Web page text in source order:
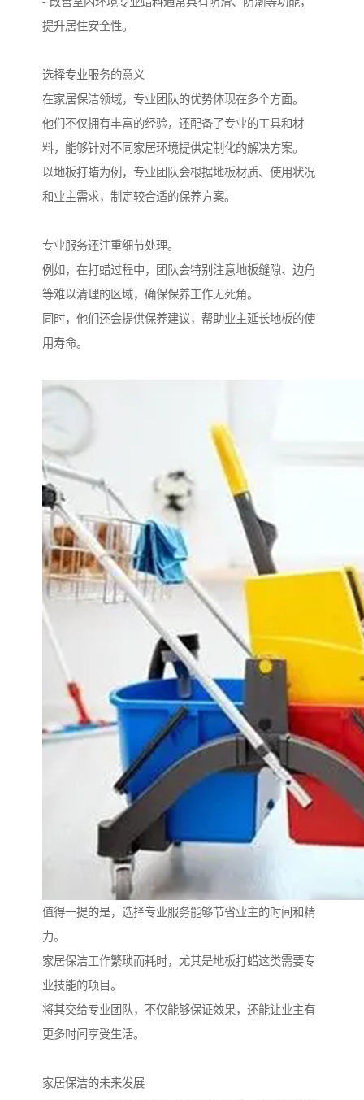
提升居住安全性。
选择专业服务的意义
在家居保洁领域，专业团队的优势体现在多个方面。
他们不仅拥有丰富的经验，还配备了专业的工具和材
料，能够针对不同家居环境提供定制化的解决方案。
以地板打蜡为例，专业团队会根据地板材质、使用状况
和业主需求，制定较合适的保养方案。
专业服务还注重细节处理。
例如，在打蜡过程中，团队会特别注意地板缝隙、边角
等难以清理的区域，确保保养工作无死角。
同时，他们还会提供保养建议，帮助业主延长地板的使
用寿命。
值得一提的是，选择专业服务能够节省业主的时间和精
力。
家居保洁工作繁琐而耗时，尤其是地板打蜡这类需要专
业技能的项目。
将其交给专业团队，不仅能够保证效果，还能让业主有
更多时间享受生活。
家居保洁的未来发展